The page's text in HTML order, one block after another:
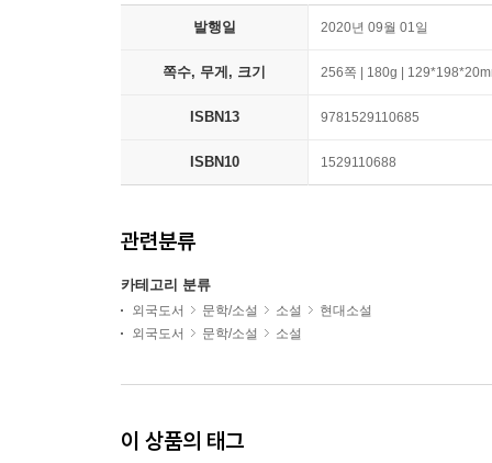
발행일 2020년 09월 01일
쪽수, 무게, 크기 256쪽 | 180g |
ISBN13 9781529110685
ISBN10 1529110688
관련분류
카테고리 분류
외국도서 문학/소설 소설
현대소설
외국도서
문학/소설 소설
이 상품의 태그